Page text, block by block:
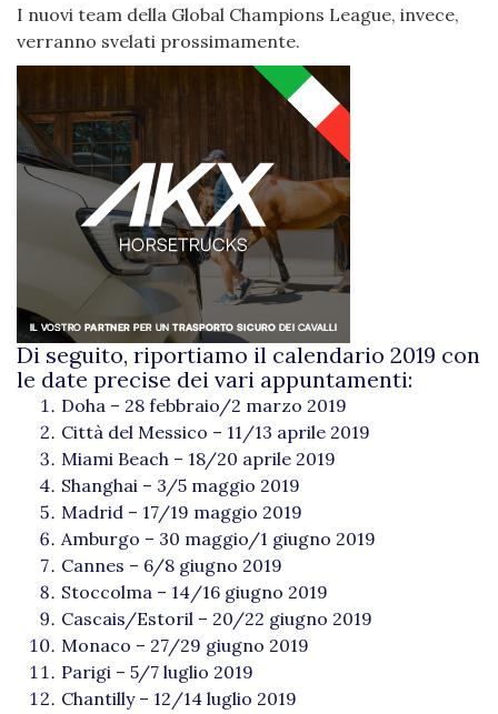
I nuovi team della Global Champions League, invece,
verranno svelati prossimamente.
Di seguito, riportiamo il calendario 2019 con
le date precise dei vari appuntamenti:
Doha – 28 febbraio/2 marzo 2019
Città del Messico – 11/13 aprile 2019
Miami Beach – 18/20 aprile 2019
Shanghai – 3/5 maggio 2019
Madrid – 17/19 maggio 2019
Amburgo – 30 maggio/1 giugno 2019
Cannes – 6/8 giugno 2019
Stoccolma – 14/16 giugno 2019
Cascais/Estoril – 20/22 giugno 2019
Monaco – 27/29 giugno 2019
Parigi – 5/7 luglio 2019
Chantilly – 12/14 luglio 2019